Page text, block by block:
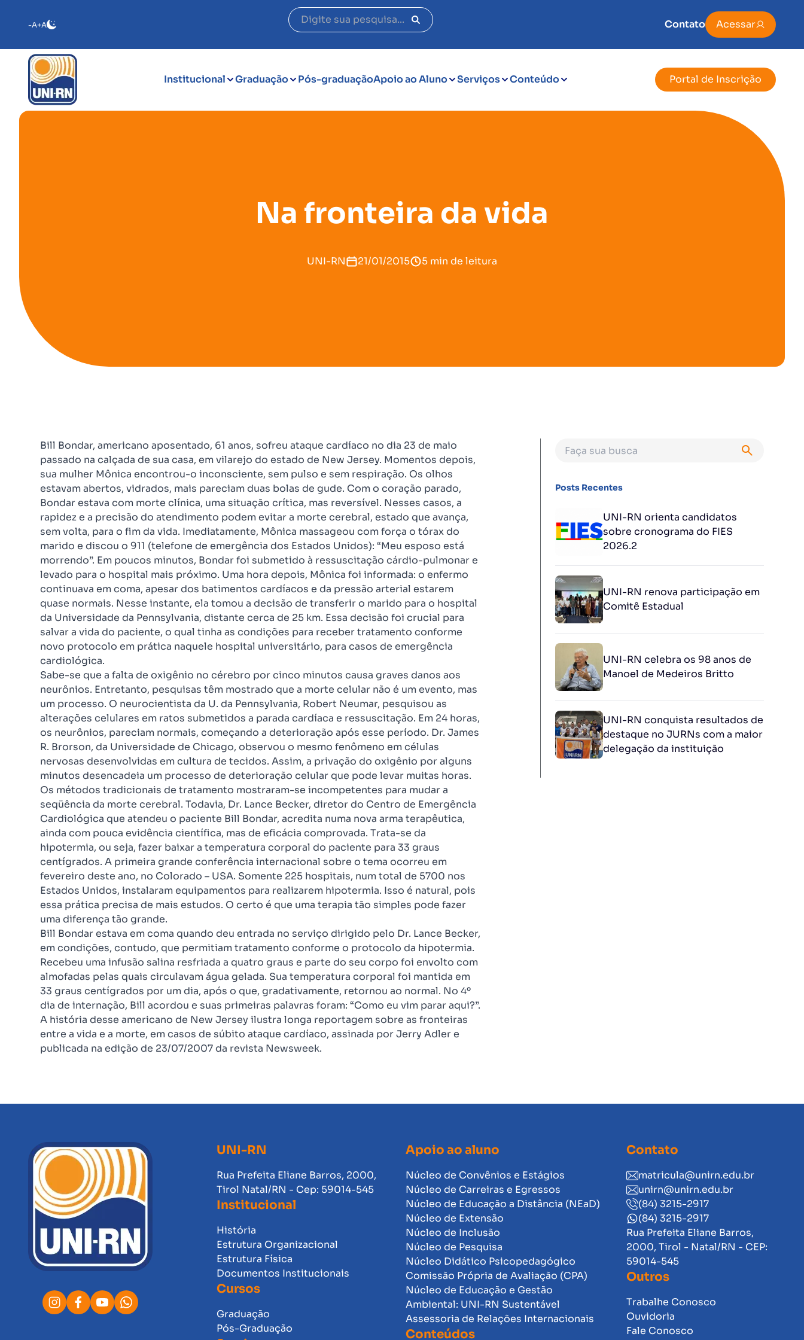
-A+A Contato Acessar
Institucional Graduação Pós-graduaçãoApoio ao Aluno Serviços Conteúdo Portal de Inscrição
Na fronteira da vida
UNI-RN 21/01/2015 5 min de leitura
Bill Bondar, americano aposentado, 61 anos, sofreu ataque cardíaco no dia 23 de maio
passado na calçada de sua casa, em vilarejo do estado de New Jersey. Momentos depois,
sua mulher Mônica encontrou-o inconsciente, sem pulso e sem respiração. Os olhos
estavam abertos, vidrados, mais pareciam duas bolas de gude. Com o coração parado,
Bondar estava com morte clínica, uma situação crítica, mas reversível. Nesses casos, a
rapidez e a precisão do atendimento podem evitar a morte cerebral, estado que avança,
sem volta, para o fim da vida. Imediatamente, Mônica massageou com força o tórax do
marido e discou o 911 (telefone de emergência dos Estados Unidos): “Meu esposo está
morrendo”. Em poucos minutos, Bondar foi submetido à ressuscitação cárdio-pulmonar e
levado para o hospital mais próximo. Uma hora depois, Mônica foi informada: o enfermo
continuava em coma, apesar dos batimentos cardíacos e da pressão arterial estarem
quase normais. Nesse instante, ela tomou a decisão de transferir o marido para o hospital
da Universidade da Pennsylvania, distante cerca de 25 km. Essa decisão foi crucial para
salvar a vida do paciente, o qual tinha as condições para receber tratamento conforme
novo protocolo em prática naquele hospital universitário, para casos de emergência
cardiológica.
Sabe-se que a falta de oxigênio no cérebro por cinco minutos causa graves danos aos
neurônios. Entretanto, pesquisas têm mostrado que a morte celular não é um evento, mas
um processo. O neurocientista da U. da Pennsylvania, Robert Neumar, pesquisou as
alterações celulares em ratos submetidos a parada cardíaca e ressuscitação. Em 24 horas,
os neurônios, pareciam normais, começando a deterioração após esse período. Dr. James
R. Brorson, da Universidade de Chicago, observou o mesmo fenômeno em células
nervosas desenvolvidas em cultura de tecidos. Assim, a privação do oxigênio por alguns
minutos desencadeia um processo de deterioração celular que pode levar muitas horas.
Os métodos tradicionais de tratamento mostraram-se incompetentes para mudar a
seqüência da morte cerebral. Todavia, Dr. Lance Becker, diretor do Centro de Emergência
Cardiológica que atendeu o paciente Bill Bondar, acredita numa nova arma terapêutica,
ainda com pouca evidência científica, mas de eficácia comprovada. Trata-se da
hipotermia, ou seja, fazer baixar a temperatura corporal do paciente para 33 graus
centígrados. A primeira grande conferência internacional sobre o tema ocorreu em
fevereiro deste ano, no Colorado – USA. Somente 225 hospitais, num total de 5700 nos
Estados Unidos, instalaram equipamentos para realizarem hipotermia. Isso é natural, pois
essa prática precisa de mais estudos. O certo é que uma terapia tão simples pode fazer
uma diferença tão grande.
Bill Bondar estava em coma quando deu entrada no serviço dirigido pelo Dr. Lance Becker,
em condições, contudo, que permitiam tratamento conforme o protocolo da hipotermia.
Recebeu uma infusão salina resfriada a quatro graus e parte do seu corpo foi envolto com
almofadas pelas quais circulavam água gelada. Sua temperatura corporal foi mantida em
33 graus centígrados por um dia, após o que, gradativamente, retornou ao normal. No 4º
dia de internação, Bill acordou e suas primeiras palavras foram: “Como eu vim parar aqui?”.
A história desse americano de New Jersey ilustra longa reportagem sobre as fronteiras
entre a vida e a morte, em casos de súbito ataque cardíaco, assinada por Jerry Adler e
publicada na edição de 23/07/2007 da revista Newsweek.
Posts Recentes
UNI-RN orienta candidatos
sobre cronograma do FIES
2026.2
UNI-RN renova participação em
Comitê Estadual
UNI-RN celebra os 98 anos de
Manoel de Medeiros Britto
UNI-RN conquista resultados de
destaque no JURNs com a maior
delegação da instituição
UNI-RN
Rua Prefeita Eliane Barros, 2000,
Tirol Natal/RN - Cep: 59014-545
Institucional
História
Estrutura Organizacional
Estrutura Física
Documentos Institucionais
Cursos
Graduação
Pós-Graduação
Apoio ao aluno
Núcleo de Convênios e Estágios
Núcleo de Carreiras e Egressos
Núcleo de Educação a Distância (NEaD)
Núcleo de Extensão
Núcleo de Inclusão
Núcleo de Pesquisa
Núcleo Didático Psicopedagógico
Comissão Própria de Avaliação (CPA)
Núcleo de Educação e Gestão
Ambiental: UNI-RN Sustentável
Assessoria de Relações Internacionais
Conteúdos
Contato
matricula@unirn.edu.br
unirn@unirn.edu.br
(84) 3215-2917
(84) 3215-2917
Rua Prefeita Eliane Barros,
2000, Tirol - Natal/RN - CEP:
59014-545
Outros
Trabalhe Conosco
Ouvidoria
Fale Conosco